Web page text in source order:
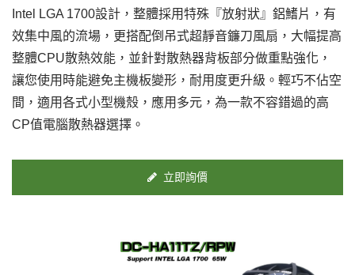
Intel LGA 1700設計，整體採用特殊『放射狀』鋁鰭片，有
效集中風的流場，更搭配倒吊式超靜音鐮刀風扇，大幅提高
整體CPU散熱效能，並針對散熱器背板部分做重點強化，
讓您使用時能避免主機板變形，耐用度更升級。輕巧不佔空
間，適用各式小型機殼，應用多元，為一款不容錯過的高
CP值電腦散熱器選擇。
立即詢價